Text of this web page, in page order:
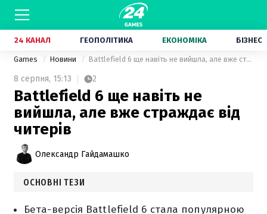
24 КАНАЛ ГЕОПОЛІТИКА ЕКОНОМІКА БІЗНЕС
Games Новини Battlefield 6 ще навіть не вийшла, але вже страждає від читерів
8 серпня, 15:13 2
Battlefield 6 ще навіть не
вийшла, але вже страждає від
читерів
Олександр Гайдамашко
ОСНОВНІ ТЕЗИ
Бета-версія Battlefield 6 стала популярною